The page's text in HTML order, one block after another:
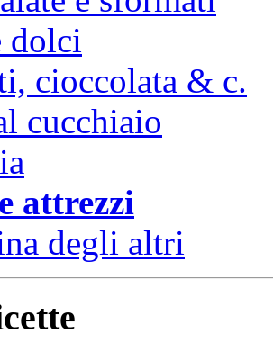
dolci
cioccolata & c.
cucchiaio
attrezzi
degli altri